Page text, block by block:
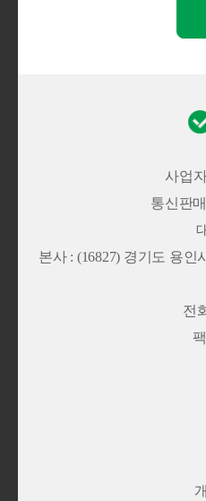
사업자
통신판매 :
대
본사 :(16827) 경기도 용인시
전화
팩
개